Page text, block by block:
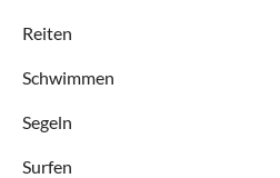
Reiten
Schwimmen
Segeln
Surfen